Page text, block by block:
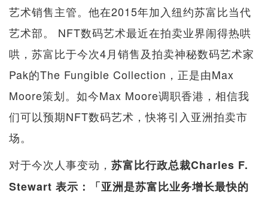
艺术销售主管。他在2015年加入纽约苏富比当代
艺术部。 NFT数码艺术最近在拍卖业界闹得热哄
哄，苏富比于今次4月销售及拍卖神秘数码艺术家
Pak的The Fungible Collection，正是由Max
Moore策划。如今Max Moore调职香港，相信我
们可以预期NFT数码艺术，快将引入亚洲拍卖市
场。
对于今次人事变动， 苏富比行政总裁Charles F.
Stewart 表示：「亚洲是苏富比业务增长最快的